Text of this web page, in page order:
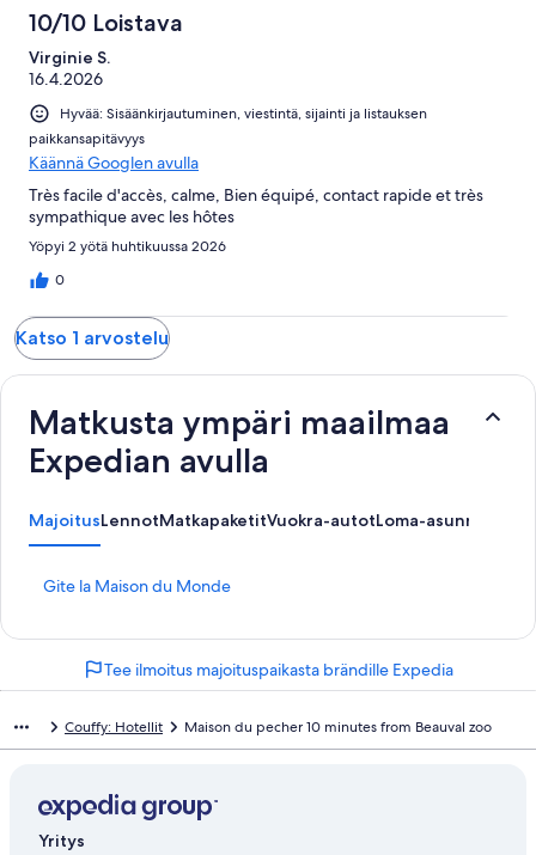
arvostelua
10/10 Loistava
Virginie S.
16.4.2026
Hyvää: Sisäänkirjautuminen, viestintä, sijainti ja listauksen
paikkansapitävyys
Käännä Googlen avulla
Très facile d'accès, calme, Bien équipé, contact rapide et très
sympathique avec les hôtes
Yöpyi 2 yötä huhtikuussa 2026
0
Katso 1 arvostelu
Matkusta ympäri maailmaa
Expedian avulla
MajoitusLennotMatkapaketitVuokra-autotLoma-asunnot
Gite la Maison du Monde
K
e
G
i
e
l
a
Tee ilmoitus majoituspaikasta brändille Expedia
Couffy: Hotellit Maison du pecher 10 minutes from Beauval zoo
Yritys